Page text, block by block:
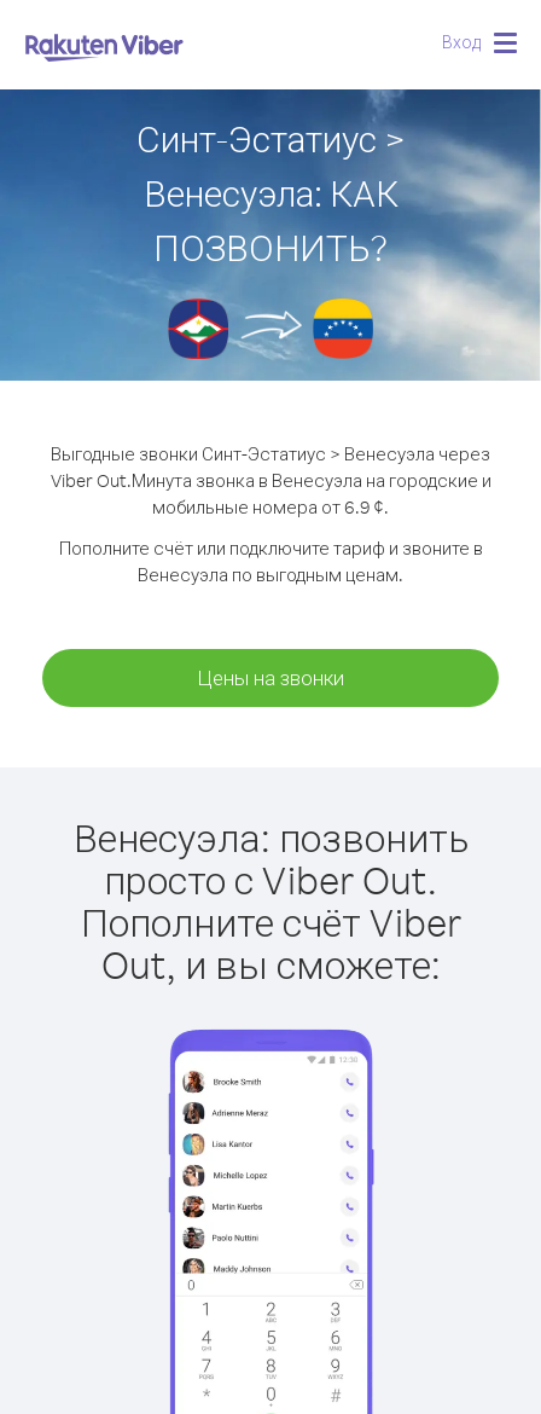
Вход
Синт-Эстатиус >
Венесуэла: КАК
ПОЗВОНИТЬ?
Выгодные звонки Синт-Эстатиус > Венесуэла через
Viber Out.Минута звонка в Венесуэла на городские и
мобильные номера от 6.9 ¢.
Пополните счёт или подключите тариф и звоните в
Венесуэла по выгодным ценам.
Цены на звонки
Венесуэла: позвонить
просто с Viber Out.
Пополните счёт Viber
Out, и вы сможете: